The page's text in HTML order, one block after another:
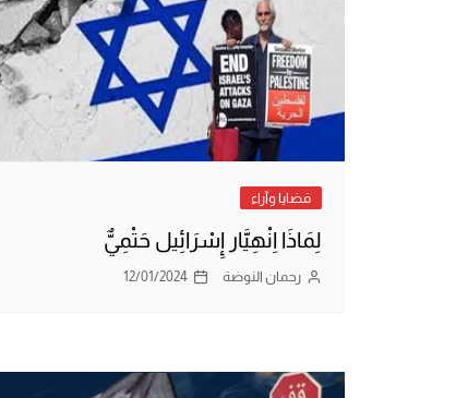
قضايا وآراء
لِمَاذَا اِنْهِيَّار إِسْرَائِيل حَتْمِيٌّ
رحمان النوضة 12/01/2024